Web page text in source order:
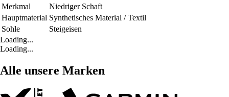
Merkmal
Niedriger Schaft
Hauptmaterial Synthetisches Material / Textil
Sohle
Steigeisen
Loading...
Loading...
Alle unsere Marken